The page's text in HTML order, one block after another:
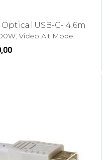
Optical USB-C- 4,6m
Video Alt Mode